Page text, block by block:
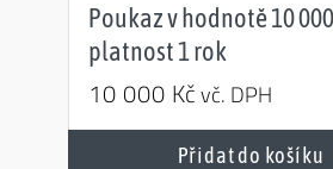
Poukaz v hodnotě 10
platnost 1 rok
10 000Kčvč. DPH
Přidat do košíku